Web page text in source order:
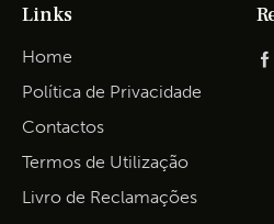
Links
Home
Política de Privacidade
Contactos
Termos de Utilização
Livro de Reclamações